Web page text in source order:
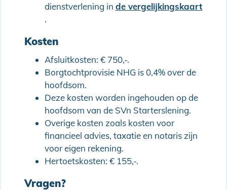
dienstverlening in de vergelijkingskaart
.
Kosten
Afsluitkosten: € 750,-.
Borgtochtprovisie NHG is 0,4% over de
hoofdsom.
Deze kosten worden ingehouden op de
hoofdsom van de SVn Starterslening.
Overige kosten zoals kosten voor
financieel advies, taxatie en notaris zijn
voor eigen rekening.
Hertoetskosten: € 155,-.
Vragen?